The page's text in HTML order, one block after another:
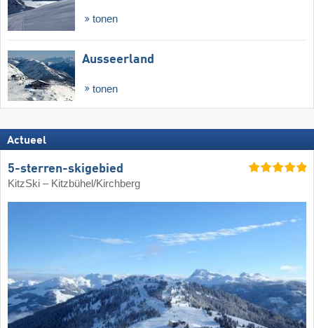
tonen
Ausseerland
tonen
Actueel
5-sterren-skigebied
KitzSki – Kitzbühel/​Kirchberg